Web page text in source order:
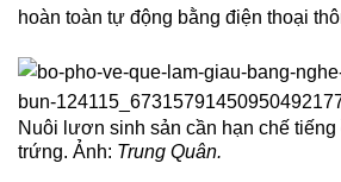
hoàn toàn tự động bằng điện thoại
Nuôi lươn sinh sản cần hạn chế
trứng. Ảnh: Trung Quân.